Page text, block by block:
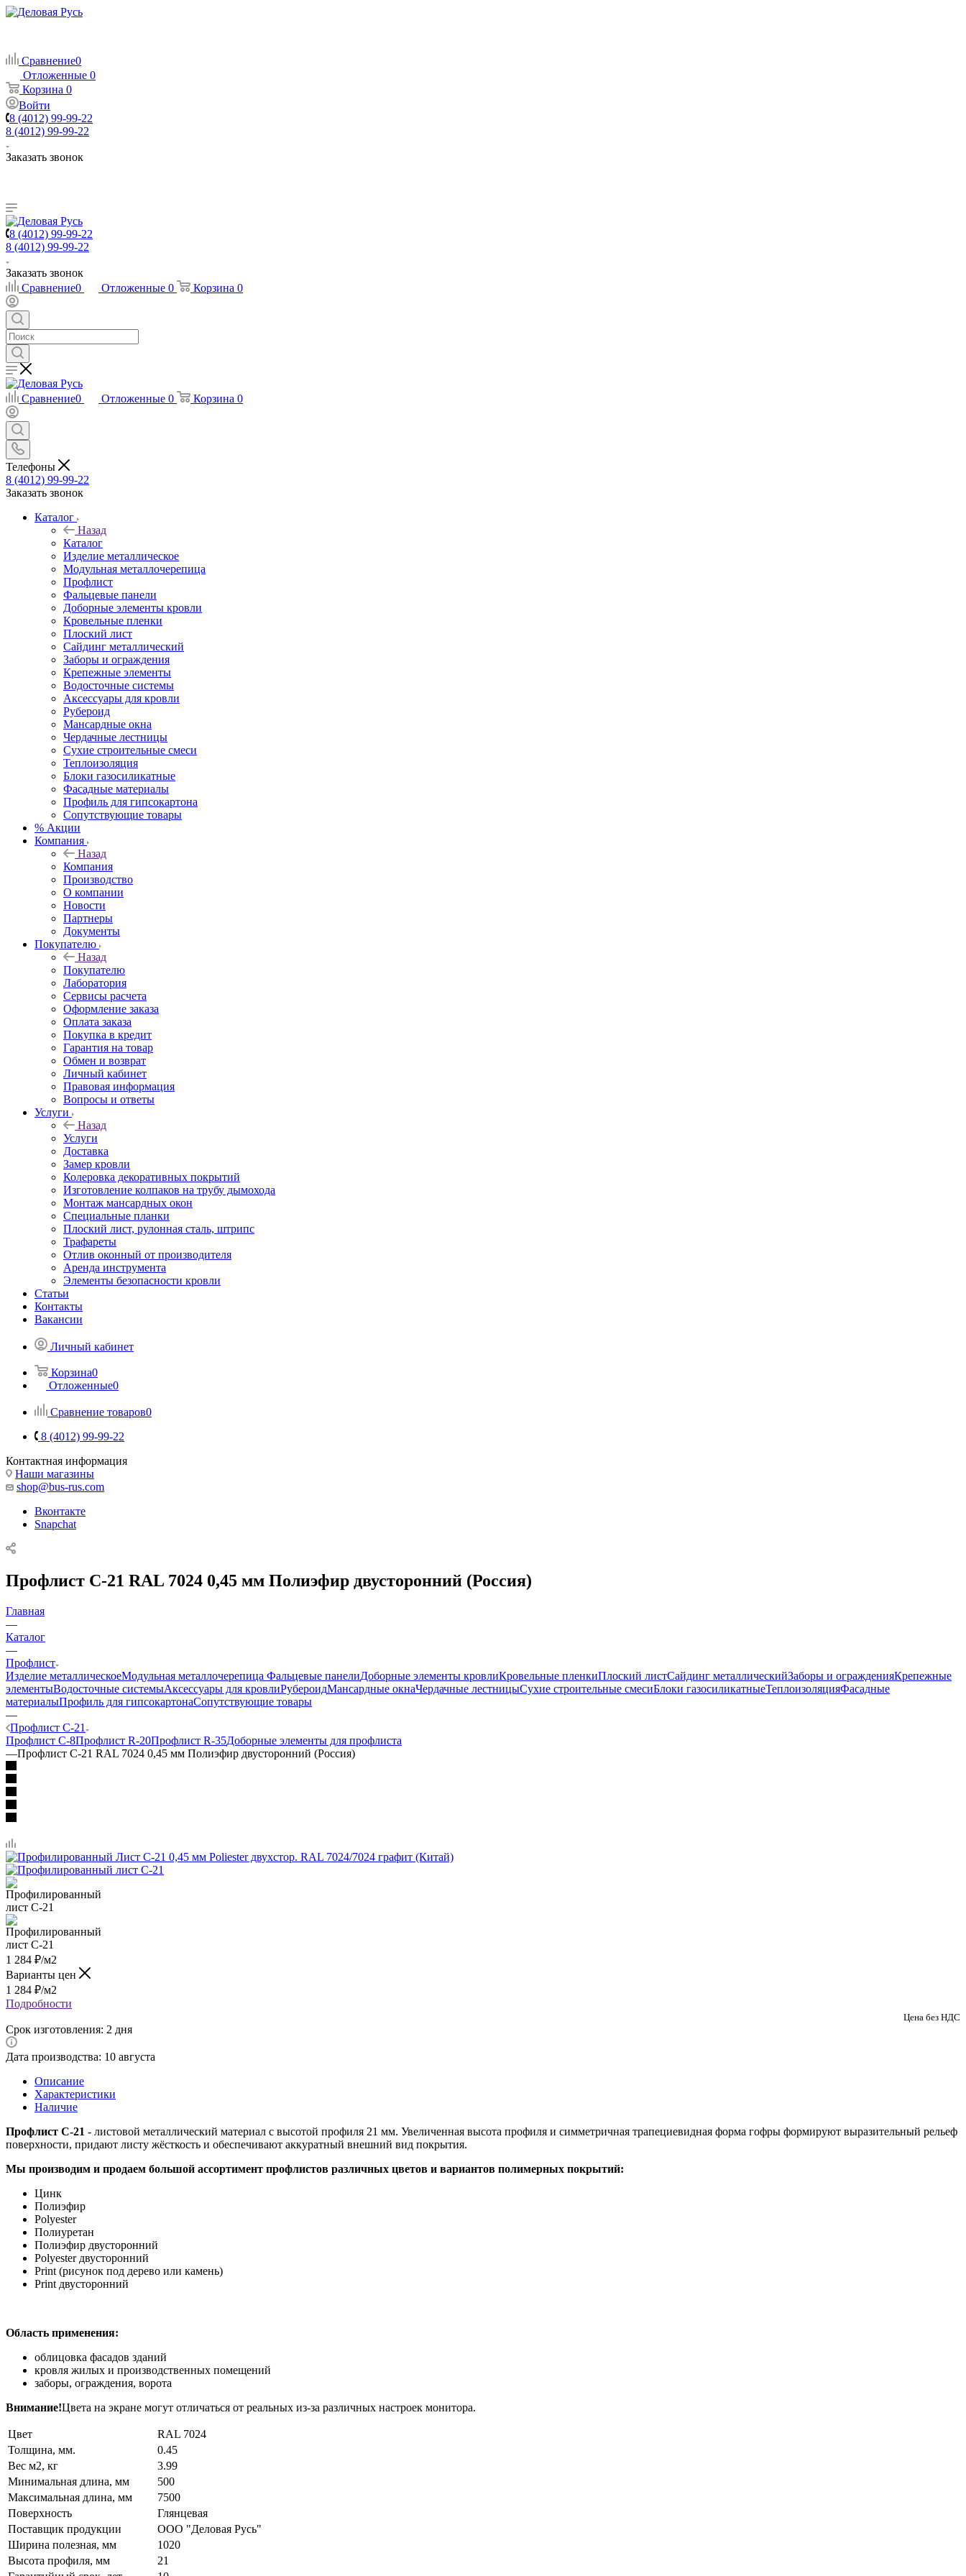
Сравнение0
Отложенные 0
Корзина 0
Войти
8 (4012) 99-99-22
8 (4012) 99-99-22
Заказать звонок
8 (4012) 99-99-22
8 (4012) 99-99-22
Заказать звонок
Сравнение0 Отложенные 0 Корзина 0
Сравнение0 Отложенные 0 Корзина 0
Телефоны
8 (4012) 99-99-22
Заказать звонок
Каталог
Назад
Каталог
Изделие металлическое
Модульная металлочерепица
Профлист
Фальцевые панели
Доборные элементы кровли
Кровельные пленки
Плоский лист
Сайдинг металлический
Заборы и ограждения
Крепежные элементы
Водосточные системы
Аксессуары для кровли
Рубероид
Мансардные окна
Чердачные лестницы
Сухие строительные смеси
Теплоизоляция
Блоки газосиликатные
Фасадные материалы
Профиль для гипсокартона
Сопутствующие товары
% Акции
Компания
Назад
Компания
Производство
О компании
Новости
Партнеры
Документы
Покупателю
Назад
Покупателю
Лаборатория
Сервисы расчета
Оформление заказа
Оплата заказа
Покупка в кредит
Гарантия на товар
Обмен и возврат
Личный кабинет
Правовая информация
Вопросы и ответы
Услуги
Назад
Услуги
Доставка
Замер кровли
Колеровка декоративных покрытий
Изготовление колпаков на трубу дымохода
Монтаж мансардных окон
Специальные планки
Плоский лист, рулонная сталь, штрипс
Трафареты
Отлив оконный от производителя
Аренда инструмента
Элементы безопасности кровли
Статьи
Контакты
Вакансии
Личный кабинет
Корзина0
Отложенные0
Сравнение товаров0
8 (4012) 99-99-22
Контактная информация
Наши магазины
shop@bus-rus.com
Вконтакте
Snapchat
Профлист C-21 RAL 7024 0,45 мм Полиэфир двусторонний (Россия)
Главная
—
Каталог
—
Профлист
Изделие металлическоеМодульная металлочерепица Фальцевые панелиДоборные элементы кровлиКровельные пленкиПлоский листСайдинг металлическийЗаборы и огражденияКрепежные
элементыВодосточные системыАксессуары для кровлиРубероидМансардные окнаЧердачные лестницыСухие строительные смесиБлоки газосиликатныеТеплоизоляцияФасадные
материалыПрофиль для гипсокартонаСопутствующие товары
—
Профлист C-21
Профлист C-8Профлист R-20Профлист R-35Доборные элементы для профлиста
—Профлист C-21 RAL 7024 0,45 мм Полиэфир двусторонний (Россия)
1 284 ₽/м2
Варианты цен
1 284 ₽/м2
Подробности
Цена без НДС
Срок изготовления: 2 дня
Дата производства: 10 августа
Описание
Характеристики
Наличие
Профлист С-21 - листовой металлический материал с высотой профиля 21 мм. Увеличенная высота профиля и симметричная трапециевидная форма гофры формируют выразительный рельеф
поверхности, придают листу жёсткость и обеспечивают аккуратный внешний вид покрытия.
Мы производим и продаем большой ассортимент профлистов различных цветов и вариантов полимерных покрытий:
Цинк
Полиэфир
Polyester
Полиуретан
Полиэфир двусторонний
Polyester двусторонний
Print (рисунок под дерево или камень)
Print двусторонний
Область применения:
облицовка фасадов зданий
кровля жилых и производственных помещений
заборы, ограждения, ворота
Внимание!Цвета на экране могут отличаться от реальных из-за различных настроек монитора.
Цвет
RAL 7024
Толщина, мм.
0.45
Вес м2, кг
3.99
Минимальная длина, мм
500
Максимальная длина, мм
7500
Поверхность
Глянцевая
Поставщик продукции
ООО "Деловая Русь"
Ширина полезная, мм
1020
Высота профиля, мм
21